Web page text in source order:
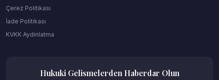
Çerez Politikası
İade Politikası
KVKK Aydinlatma
Hukuki Gelismelerden Haberdar Olun